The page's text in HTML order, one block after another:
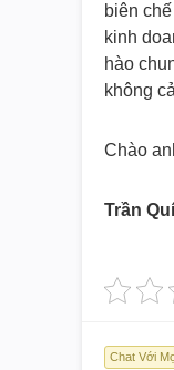
biên
kinh
hào
không
Chào
Trần
Chat Với